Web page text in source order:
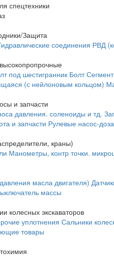
спецтехники
Защита
соединения РВД
под шестигранник Болт
(с нейлоновым кольцом)
и запчасти
давления. соленоиды и тд.
и запчасти Рулевые насос-
краны)
Манометры, контр точки.
масла двигателя)
массы
колесных экскаваторов
уплотнения Сальники
товары